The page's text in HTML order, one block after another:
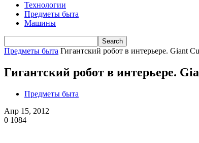
Технологии
Предметы быта
Машины
Предметы быта Гигантский робот в интерьере. Giant
Гигантский робот в интерьере.
Предметы быта
Апр 15, 2012
0 1084